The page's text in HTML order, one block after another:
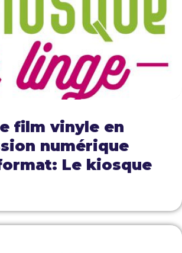
film vinyle en
numérique
Le kiosque